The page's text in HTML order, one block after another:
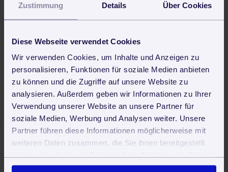
Zustimmung Details Über Cookies
Diese Webseite verwendet Cookies
Wir verwenden Cookies, um Inhalte und Anzeigen zu
personalisieren, Funktionen für soziale Medien anbieten
zu können und die Zugriffe auf unsere Website zu
analysieren. Außerdem geben wir Informationen zu Ihrer
Verwendung unserer Website an unsere Partner für
soziale Medien, Werbung und Analysen weiter. Unsere
Partner führen diese Informationen möglicherweise mit
weiteren Daten zusammen, die Sie ihnen bereitgestellt
gesammelt haben. Sie geben Einwilligung zu unseren
Mit Fortytools auf der CMS
Jetzt weiterlesen
Neu bei Fortytools: Detailliertere Rechnungs-
Statistiken
Kundenpflege mit CRM-Systemen für
Gebäudereiniger
Wie man Preiserhöhungen richtig kommuniziert